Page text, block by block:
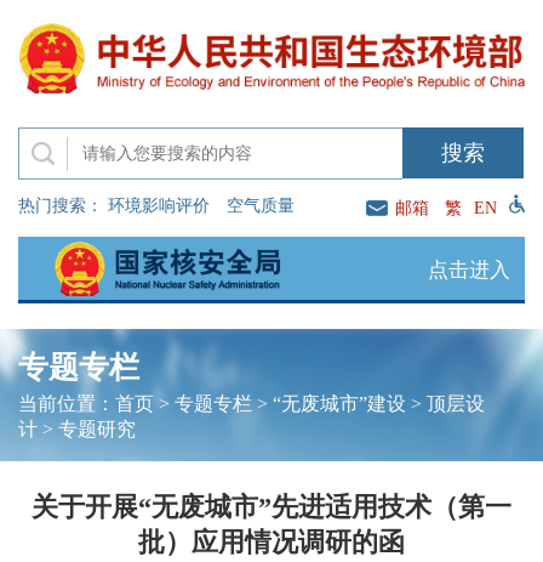
热门搜索： 环境影响评价 空气质量 邮箱 繁 EN
点击进入
专题专栏
当前位置： 首页> 专题专栏> “无废城市”建设 > 顶层设
计> 专题研究
关于开展“无废城市”先进适用技术（第一
批）应用情况调研的函